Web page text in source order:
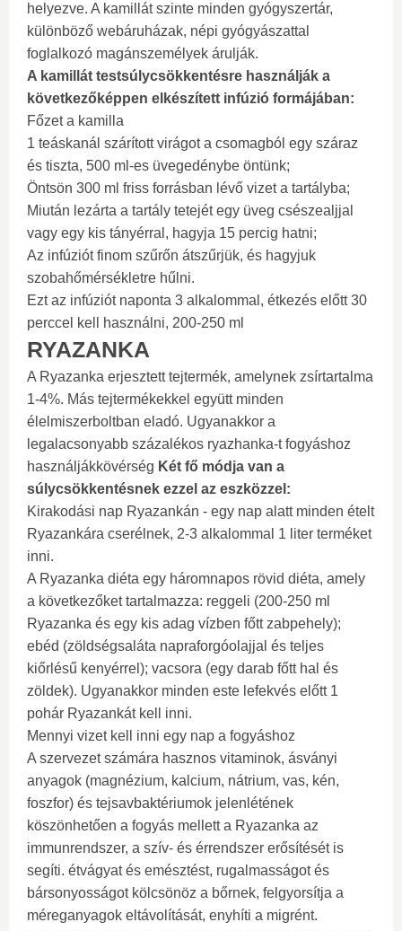
helyezve. A kamillát szinte minden gyógyszertár,
különböző webáruházak, népi gyógyászattal
foglalkozó magánszemélyek árulják.
A kamillát testsúlycsökkentésre használják a
következőképpen elkészített infúzió formájában:
Főzet a kamilla
1 teáskanál szárított virágot a csomagból egy száraz
és tiszta, 500 ml-es üvegedénybe öntünk;
Öntsön 300 ml friss forrásban lévő vizet a tartályba;
Miután lezárta a tartály tetejét egy üveg csészealjjal
vagy egy kis tányérral, hagyja 15 percig hatni;
Az infúziót finom szűrőn átszűrjük, és hagyjuk
szobahőmérsékletre hűlni.
Ezt az infúziót naponta 3 alkalommal, étkezés előtt 30
perccel kell használni, 200-250 ml
RYAZANKA
A Ryazanka erjesztett tejtermék, amelynek zsírtartalma
1-4%. Más tejtermékekkel együtt minden
élelmiszerboltban eladó. Ugyanakkor a
legalacsonyabb százalékos ryazhanka-t fogyáshoz
használjákkövérség Két fő módja van a
súlycsökkentésnek ezzel az eszközzel:
Kirakodási nap Ryazankán - egy nap alatt minden ételt
Ryazankára cserélnek, 2-3 alkalommal 1 liter terméket
inni.
A Ryazanka diéta egy háromnapos rövid diéta, amely
a következőket tartalmazza: reggeli (200-250 ml
Ryazanka és egy kis adag vízben főtt zabpehely);
ebéd (zöldségsaláta napraforgóolajjal és teljes
kiőrlésű kenyérrel); vacsora (egy darab főtt hal és
zöldek). Ugyanakkor minden este lefekvés előtt 1
pohár Ryazankát kell inni.
Mennyi vizet kell inni egy nap a fogyáshoz
A szervezet számára hasznos vitaminok, ásványi
anyagok (magnézium, kalcium, nátrium, vas, kén,
foszfor) és tejsavbaktériumok jelenlétének
köszönhetően a fogyás mellett a Ryazanka az
immunrendszer, a szív- és érrendszer erősítését is
segíti. étvágyat és emésztést, rugalmasságot és
bársonyosságot kölcsönöz a bőrnek, felgyorsítja a
méreganyagok eltávolítását, enyhíti a migrént.